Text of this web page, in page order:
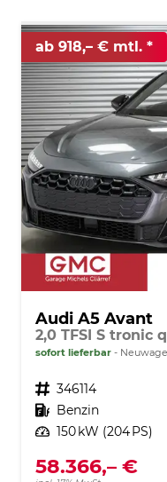
ab 918,– € mtl.
Audi A5 Avant
2,0 TFSI S tronic
sofort lieferbar
Fahrzeugnr. 346114
Kraftstoff Benzin
Leistung 150 kW (204 PS)
58.366,– €